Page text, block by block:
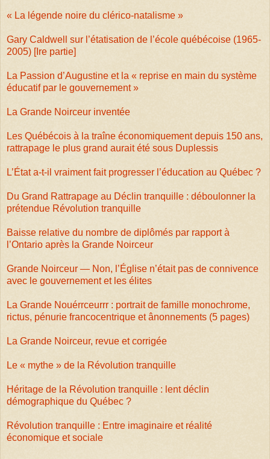
« La légende noire du clérico-natalisme »
Gary Caldwell sur l’étatisation de l’école québécoise (1965-
2005) [Ire partie]
La Passion d’Augustine et la « reprise en main du système
éducatif par le gouvernement »
La Grande Noirceur inventée
Les Québécois à la traîne économiquement depuis 150 ans,
rattrapage le plus grand aurait été sous Duplessis
L’État a-t-il vraiment fait progresser l’éducation au Québec ?
Du Grand Rattrapage au Déclin tranquille : déboulonner la
prétendue Révolution tranquille
Baisse relative du nombre de diplômés par rapport à
l’Ontario après la Grande Noirceur
Grande Noirceur — Non, l’Église n’était pas de connivence
avec le gouvernement et les élites
La Grande Nouérrceurrr : portrait de famille monochrome,
rictus, pénurie francocentrique et ânonnements (5 pages)
La Grande Noirceur, revue et corrigée
Le « mythe » de la Révolution tranquille
Héritage de la Révolution tranquille : lent déclin
démographique du Québec ?
Révolution tranquille : Entre imaginaire et réalité
économique et sociale